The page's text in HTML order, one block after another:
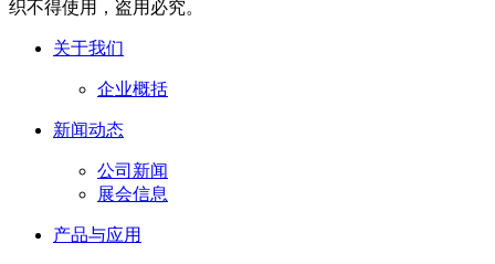
织不得使用，盗用必究。
关于我们
企业概括
新闻动态
公司新闻
展会信息
产品与应用